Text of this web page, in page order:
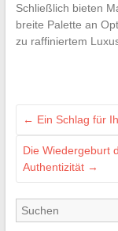
Schließlich bieten
breite Palette an
zu raffiniertem
← Ein Schlag für
Die Wiedergeburt
Authentizität →